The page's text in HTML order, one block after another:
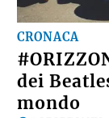
CRONACA
dei
mondo